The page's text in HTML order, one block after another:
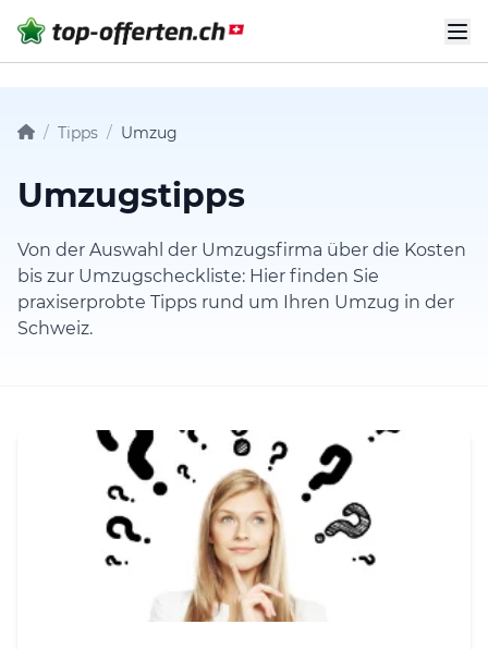
/ Tipps / Umzug
Umzugstipps
Von der Auswahl der Umzugsfirma über die Kosten
bis zur Umzugscheckliste: Hier finden Sie
praxiserprobte Tipps rund um Ihren Umzug in der
Schweiz.